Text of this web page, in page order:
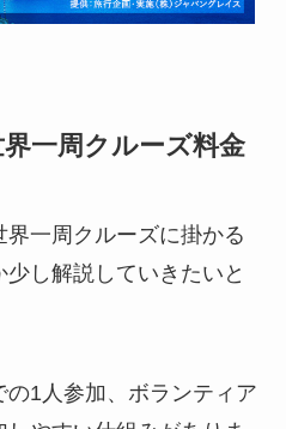
一周クルーズ料金
一周クルーズに掛かる
し解説していきたいと
の1人参加、ボランティア